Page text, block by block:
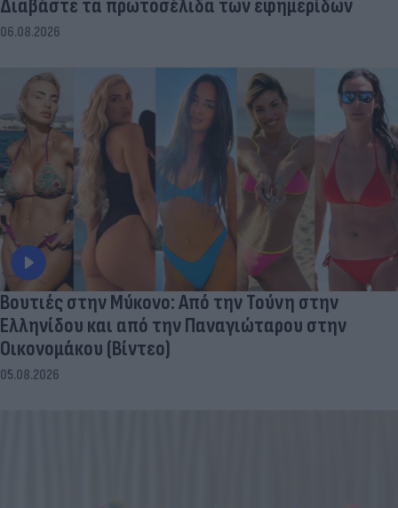
Διαβάστε τα πρωτοσέλιδα των εφημερίδων
06.08.2026
Βουτιές στην Μύκονo: Από την Τούνη στην
Ελληνίδου και από την Παναγιώταρου στην
Οικονομάκου (Βίντεο)
05.08.2026